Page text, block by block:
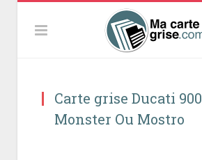
Carte grise Ducati 900
Monster Ou Mostro